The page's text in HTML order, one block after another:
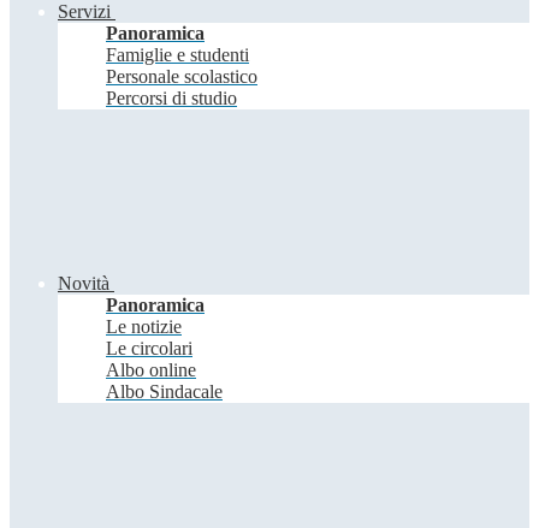
Servizi
Panoramica
Famiglie e studenti
Personale scolastico
Percorsi di studio
Novità
Panoramica
Le notizie
Le circolari
Albo online
Albo Sindacale